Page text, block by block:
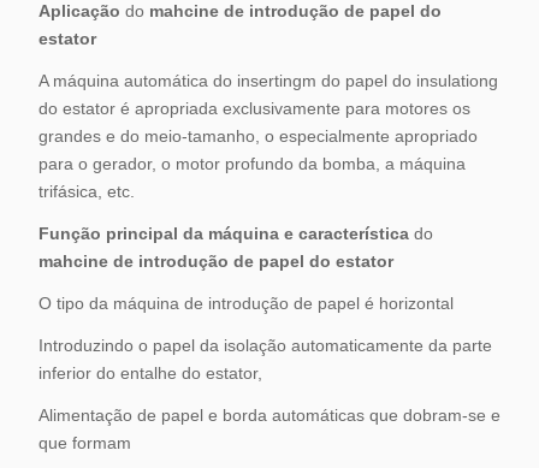
Aplicação do mahcine de introdução de papel do
estator
A máquina automática do insertingm do papel do insulationg
do estator é apropriada exclusivamente para motores os
grandes e do meio-tamanho, o especialmente apropriado
para o gerador, o motor profundo da bomba, a máquina
trifásica, etc.
Função principal da máquina e característica do
mahcine de introdução de papel do estator
O tipo da máquina de introdução de papel é horizontal
Introduzindo o papel da isolação automaticamente da parte
inferior do entalhe do estator,
Alimentação de papel e borda automáticas que dobram-se e
que formam